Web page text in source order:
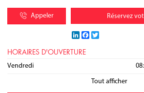
Appeler Réservez
LinkedInFacebook
HORAIRES D'OUVERTURE
Lundi
Mardi
Mercredi
Jeudi
Vendredi
Tout afficher